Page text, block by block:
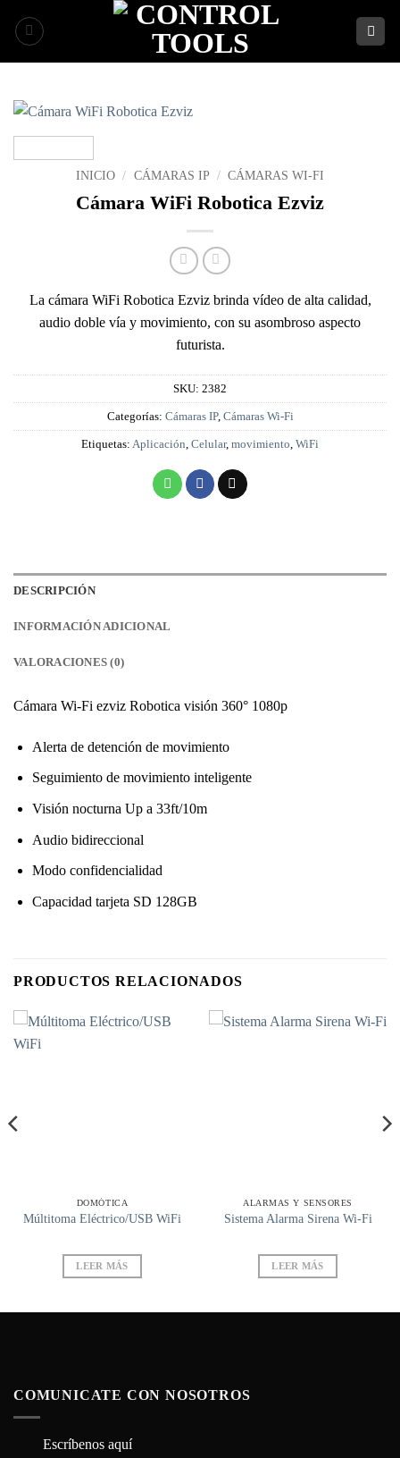
INICIO / CÁMARAS IP / CÁMARAS WI-FI
Cámara WiFi Robotica Ezviz
La cámara WiFi Robotica Ezviz brinda vídeo de alta calidad,
audio doble vía y movimiento, con su asombroso aspecto
futurista.
SKU: 2382
Categorías: Cámaras IP, Cámaras Wi-Fi
Etiquetas: Aplicación, Celular, movimiento, WiFi
DESCRIPCIÓN
INFORMACIÓN ADICIONAL
VALORACIONES (0)
Cámara Wi-Fi ezviz Robotica visión 360° 1080p
Alerta de detención de movimiento
Seguimiento de movimiento inteligente
Visión nocturna Up a 33ft/10m
Audio bidireccional
Modo confidencialidad
Capacidad tarjeta SD 128GB
PRODUCTOS RELACIONADOS
DOMÓTICA
Múltitoma Eléctrico/USB WiFi
LEER MÁS
ALARMAS Y SENSORES
Sistema Alarma Sirena Wi-Fi
LEER MÁS
COMUNICATE CON NOSOTROS
Escríbenos aquí